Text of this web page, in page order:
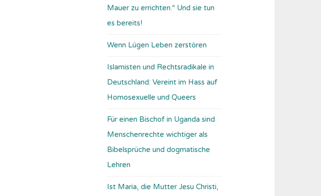
Mauer zu errichten.“ Und sie tun
es bereits!
Wenn Lügen Leben zerstören
Islamisten und Rechtsradikale in
Deutschland: Vereint im Hass auf
Homosexuelle und Queers
Für einen Bischof in Uganda sind
Menschenrechte wichtiger als
Bibelsprüche und dogmatische
Lehren
Ist Maria, die Mutter Jesu Christi,